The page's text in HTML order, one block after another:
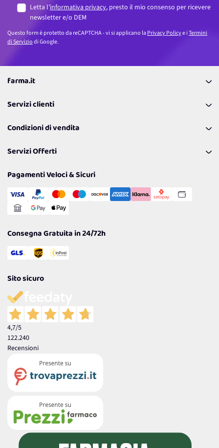
Letta l’informativa privacy, presto il mio consenso per ricevere
newsletter e/o DEM
Questo form è protetto da reCAPTCHA - vi si applicano laPrivacy Policye iTermini
di Serviziodi Google.
farma.it
Coupon
Lavora con noi
Politiche per la parità di genere
Servizi clienti
Richiamami
Resi
Condizioni di vendita
Spedizioni
Cookie Policy
Gestisci Cookie
Servizi Offerti
Reso Facile e Veloce
Pagamenti Veloci & Sicuri
Consegna Gratuita in 24/72h
Sito sicuro
4,7/5
122.240
Recensioni